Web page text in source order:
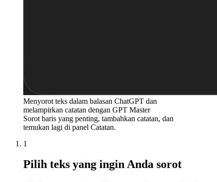
Menyorot teks dalam balasan ChatGPT dan
melampirkan catatan dengan GPT Master
Sorot baris yang penting, tambahkan catatan, dan
temukan lagi di panel Catatan.
1
Pilih teks yang ingin Anda sorot